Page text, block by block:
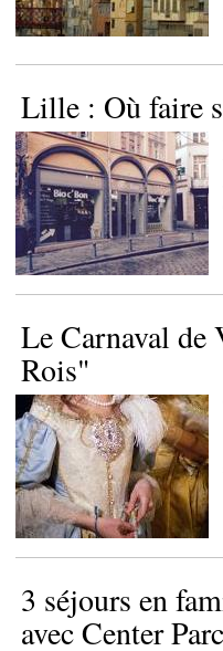
Lille : Où faire
Le Carnaval de
Rois"
3 séjours en
avec Center